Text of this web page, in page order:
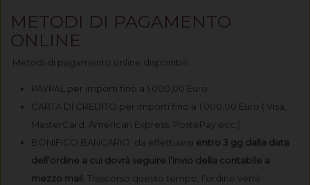
METODI DI PAGAMENTO
ONLINE
Metodi di pagamento online disponibili:
PAYPAL per importi fino a 1.000,00 Euro
CARTA DI CREDITO per importi fino a 1.000,00 Euro ( Visa,
MasterCard, American Express, PostePay ecc.)
BONIFICO BANCARIO da effettuarsi entro 3 gg dalla data
dell’ordine a cui dovrà seguire l’invio della contabile a
mezzo mail. Trascorso questo tempo, l’ordine verrà